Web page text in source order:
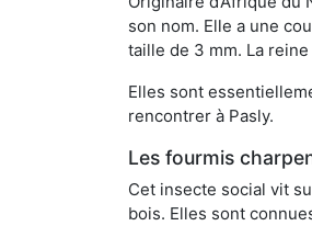
son nom. Elle a une
taille de 3 mm. La
Elles sont
rencontrer à Pasly.
Les fourmis
Cet insecte social vit
bois. Elles sont